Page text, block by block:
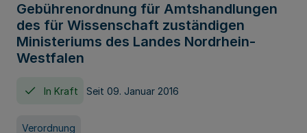
Gebührenordnung für Amtshandlungen
des für Wissenschaft zuständigen
Ministeriums des Landes Nordrhein-
Westfalen
In Kraft Seit 09. Januar 2016
Verordnung